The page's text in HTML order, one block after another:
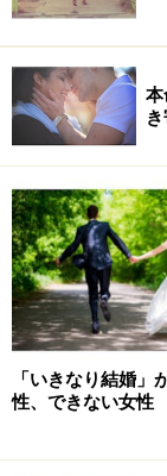
との接点が少な
ちから出会って
思っているタ
逆に、若くして
ハンター系のエ
りができるよう
相談所に登録し
結婚相談所に
は、学生時代か
してからは20
会漬けで、命
仕事が人生と思
本
「いきなり結婚」
性、できない女性